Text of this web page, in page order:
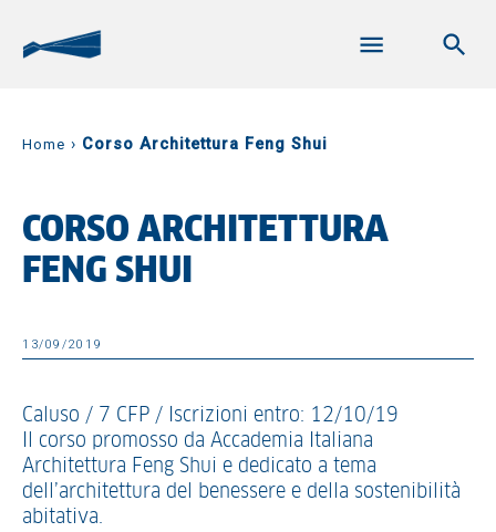
Home › Corso Architettura Feng Shui
CORSO ARCHITETTURA
FENG SHUI
13/09/2019
Caluso / 7 CFP / Iscrizioni entro: 12/10/19
Il corso promosso da Accademia Italiana
Architettura Feng Shui e dedicato a tema
dell’architettura del benessere e della sostenibilità
abitativa.